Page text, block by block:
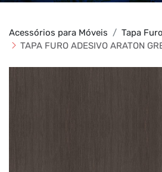
Acessórios para Móveis
Tapa
TAPA FURO ADESIVO ARATON